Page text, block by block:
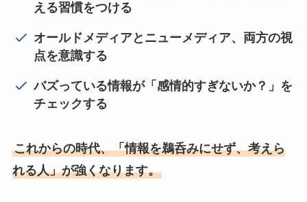
える習慣をつける
オールドメディアとニューメディア、両方の視
点を意識する
バズっている情報が「感情的すぎないか？」を
チェックする
これからの時代、「情報を鵜呑みにせず、考えら
れる人」が強くなります。